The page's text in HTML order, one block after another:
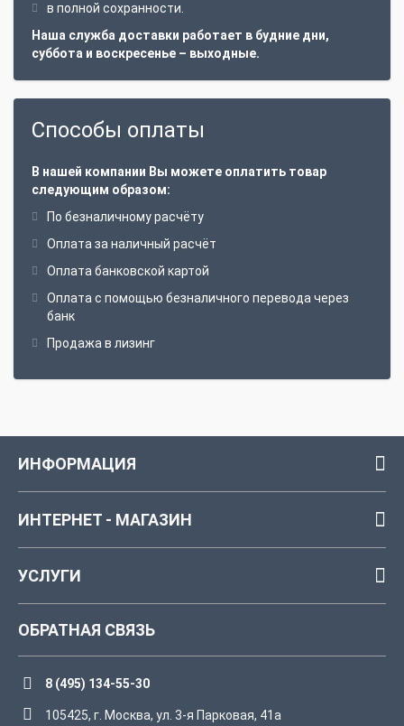
в полной сохранности.
Наша служба доставки работает в будние дни,
суббота и воскресенье – выходные.
Способы оплаты
В нашей компании Вы можете оплатить товар
следующим образом:
По безналичному расчёту
Оплата за наличный расчёт
Оплата банковской картой
Оплата с помощью безналичного перевода через
банк
Продажа в лизинг
ИНФОРМАЦИЯ
ИНТЕРНЕТ - МАГАЗИН
УСЛУГИ
ОБРАТНАЯ СВЯЗЬ
8 (495) 134-55-30
105425, г. Москва, ул. 3-я Парковая, 41а